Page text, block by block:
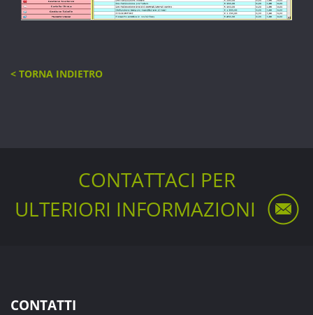
< TORNA INDIETRO
CONTATTACI PER
ULTERIORI INFORMAZIONI
CONTATTI